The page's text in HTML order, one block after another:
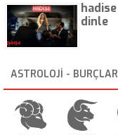
dinle
ASTROLOJİ - BURÇLAR